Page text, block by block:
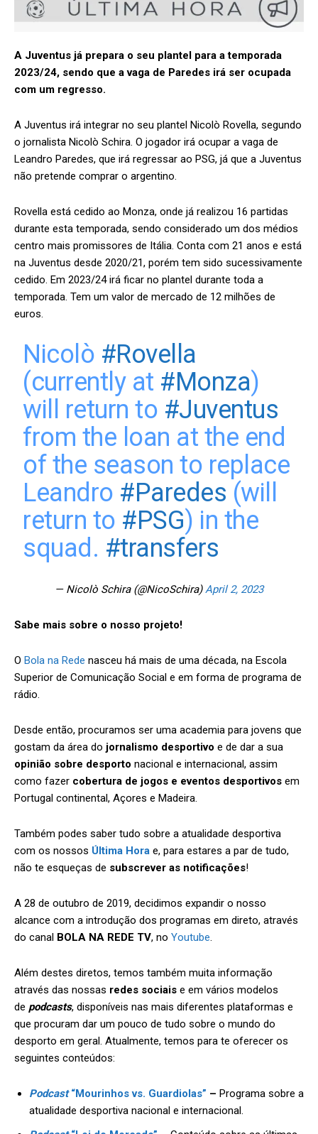
A Juventus já prepara o seu plantel para a temporada
2023/24, sendo que a vaga de Paredes irá ser ocupada
com um regresso.
A Juventus irá integrar no seu plantel Nicolò Rovella, segundo
o jornalista Nicolò Schira. O jogador irá ocupar a vaga de
Leandro Paredes, que irá regressar ao PSG, já que a Juventus
não pretende comprar o argentino.
Rovella está cedido ao Monza, onde já realizou 16 partidas
durante esta temporada, sendo considerado um dos médios
centro mais promissores de Itália. Conta com 21 anos e está
na Juventus desde 2020/21, porém tem sido sucessivamente
cedido. Em 2023/24 irá ficar no plantel durante toda a
temporada. Tem um valor de mercado de 12 milhões de
euros.
Nicolò #Rovella
(currently at #Monza)
will return to #Juventus
from the loan at the end
of the season to replace
Leandro #Paredes (will
return to #PSG) in the
squad. #transfers
— Nicolò Schira (@NicoSchira)April 2, 2023
Sabe mais sobre o nosso projeto!
O Bola na Rede nasceu há mais de uma década, na Escola
Superior de Comunicação Social e em forma de programa de
rádio.
Desde então, procuramos ser uma academia para jovens que
gostam da área do jornalismo desportivo e de dar a sua
opinião sobre desporto nacional e internacional, assim
como fazer cobertura de jogos e eventos desportivos em
Portugal continental, Açores e Madeira.
Também podes saber tudo sobre a atualidade desportiva
com os nossos Última Hora e, para estares a par de tudo,
não te esqueças de subscrever as notificações!
A 28 de outubro de 2019, decidimos expandir o nosso
alcance com a introdução dos programas em direto, através
do canal BOLA NA REDE TV, no Youtube.
Além destes diretos, temos também muita informação
através das nossas redes sociais e em vários modelos
de podcasts, disponíveis nas mais diferentes plataformas e
que procuram dar um pouco de tudo sobre o mundo do
desporto em geral. Atualmente, temos para te oferecer os
seguintes conteúdos:
Podcast“Mourinhos vs. Guardiolas” – Programa sobre a
atualidade desportiva nacional e internacional.